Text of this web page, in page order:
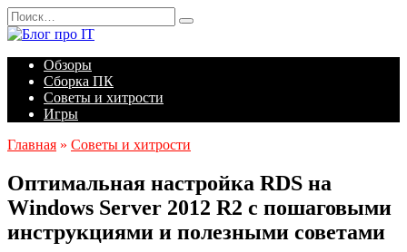
Перейти
к
содержанию
Search
for:
Обзоры
Сборка ПК
Советы и хитрости
Игры
Главная » Советы и хитрости
Оптимальная настройка RDS на
Windows Server 2012 R2 с пошаговыми
инструкциями и полезными советами